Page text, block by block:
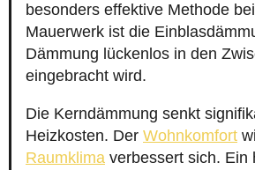
besonders effektive Methode
Mauerwerk ist die
Dämmung lückenlos in den
eingebracht wird.
Die Kerndämmung senkt
Heizkosten. Der Wohnkomfort
Raumklima verbessert sich. Ein